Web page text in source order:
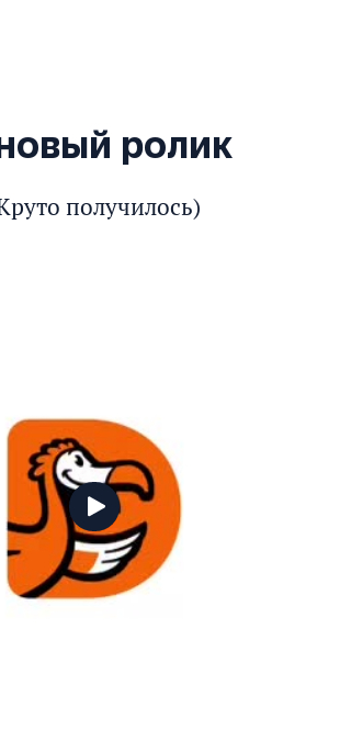
ролик
получилось)